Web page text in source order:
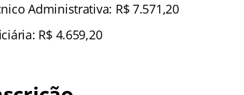
Administrativa: R$ 7.571,20
R$ 4.659,20